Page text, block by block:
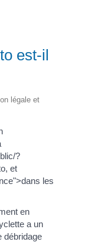
est-il
légale et
?
et
les
en
a un
débridage